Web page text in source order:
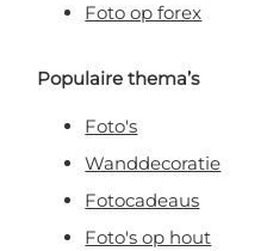
Foto op forex
Populaire thema’s
Foto's
Wanddecoratie
Fotocadeaus
Foto's op hout